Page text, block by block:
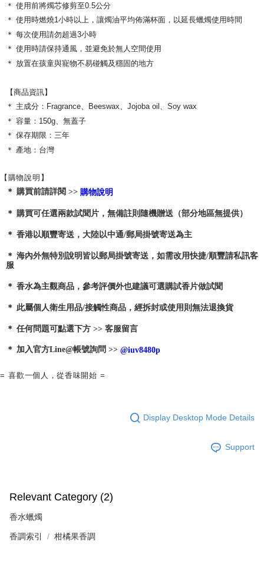
＊ 使用前將燭芯修剪至0.5公分
＊ 使用時燃燒1小時以上，讓燭油平均佈滿杯面，以延長蠟燭使用時間
＊ 每次使用請勿超過3小時
＊ 使用時請保持通風，並避免於無人空間使用
＊ 放置在孩童與寵物不易碰觸及穩固的地方
【商品資訊】
＊ 主成分：Fragrance、Beeswax、Jojoba oil、Soy wax
＊ 容量：150g 、無蓋子
＊ 保存期限：三年
＊ 產地：台灣
【購物說明】
＊ 購買前請詳閱 >> 購物說明
＊ 購買可任選兩款試聞片，無備註則隨機贈送（部分地區無提供）
＊ 香港以順豐寄送，大陸以中通/郵局掛號寄送為主
＊ 海內外無特別說明皆以郵局掛號寄送，如需改用快捷/順豐請私訊客
服
＊ 香水為主觀商品，參考評價外也建議可選購試香片做試聞
＊ 此屬個人衛生用品/接觸性商品，經拆封或使用則無法退換貨
＊ 任何問題可點選下方 >> 客服留言
＊ 加入官方Line@帳號詢問 >> @iuv8480p
= 喜歡一個人，從香味開始 =
Display Desktop Mode Details
Support
Relevant Category (2)
香水蠟燭
香調索引 柑橘果香調